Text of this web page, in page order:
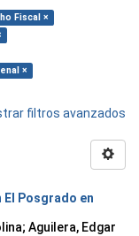
Fiscal ×
×
filtros avanzados
Posgrado en
; Aguilera, Edgar